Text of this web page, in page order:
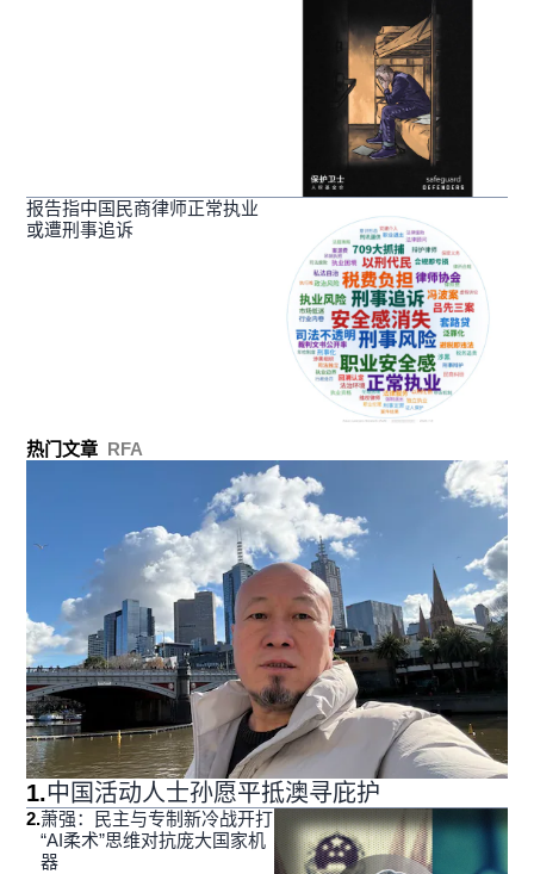
报告指中国民商律师正常执业
或遭刑事追诉
热门文章 RFA
1.中国活动人士孙愿平抵澳寻庇护
2.萧强：民主与专制新冷战开打
“AI柔术”思维对抗庞大国家机
器